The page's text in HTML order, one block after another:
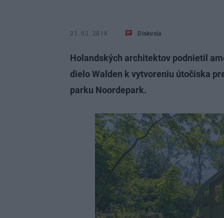
21. 02. 2016 Diskusia
Holandských architektov podnietil
dielo Walden k vytvoreniu útočiska
parku Noordepark.